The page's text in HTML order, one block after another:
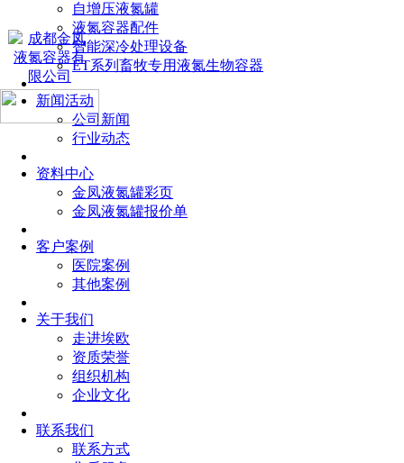
自增压液氮罐
液氮容器配件
智能深冷处理设备
ET系列畜牧专用液氮生物容器
新闻活动
公司新闻
行业动态
资料中心
金凤液氮罐彩页
金凤液氮罐报价单
客户案例
医院案例
其他案例
关于我们
走进埃欧
资质荣誉
组织机构
企业文化
联系我们
联系方式